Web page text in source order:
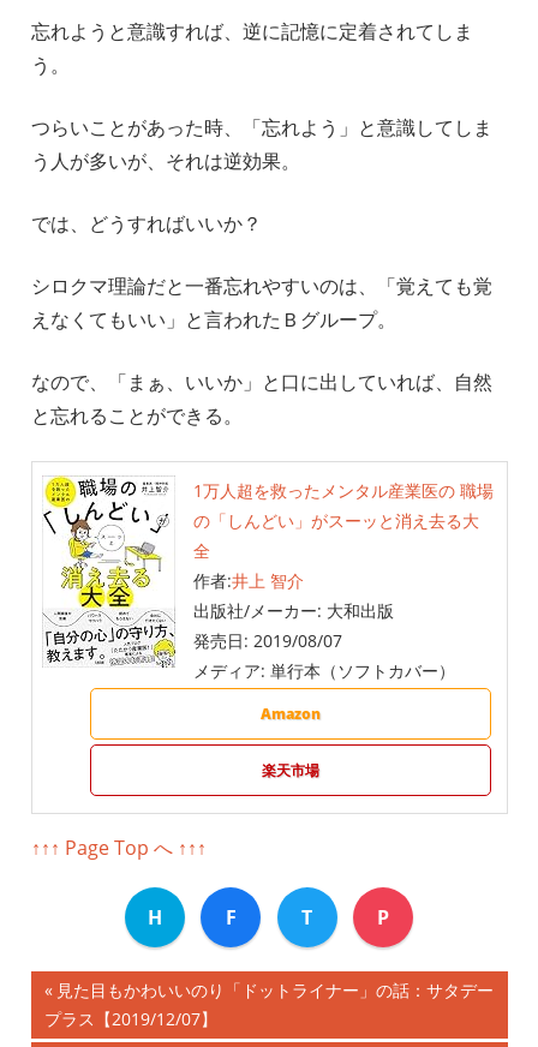
忘れようと意識すれば、逆に記憶に定着されてしま
う。
つらいことがあった時、「忘れよう」と意識してしま
う人が多いが、それは逆効果。
では、どうすればいいか？
シロクマ理論だと一番忘れやすいのは、「覚えても覚
えなくてもいい」と言われたＢグループ。
なので、「まぁ、いいか」と口に出していれば、自然
と忘れることができる。
1万人超を救ったメンタル産業医の 職場
の「しんどい」がスーッと消え去る大
全
作者:井上 智介
出版社/メーカー: 大和出版
発売日: 2019/08/07
メディア: 単行本（ソフトカバー）
Amazon
楽天市場
↑↑↑ Page Top へ ↑↑↑
H F T P
投
前
の
見た目もかわいいのり「ドットライナー」の話：サタデー
プラス【2019/12/07】